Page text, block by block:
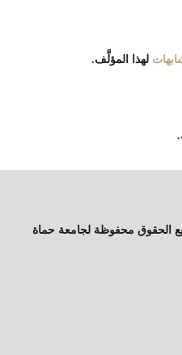
لهذا المؤلَّف.
الحقوق محفوظة لجامعة حماة